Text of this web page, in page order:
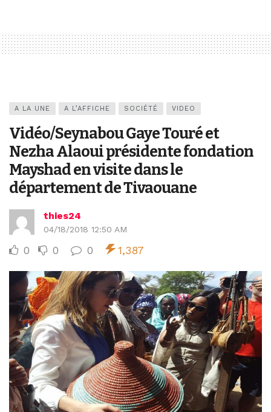
A LA UNE A L’AFFICHE SOCIÉTÉ VIDEO
Vidéo/Seynabou Gaye Touré et
Nezha Alaoui présidente fondation
Mayshad en visite dans le
département de Tivaouane
thies24
04/18/2018 12:50 AM
0 0 0 1,387